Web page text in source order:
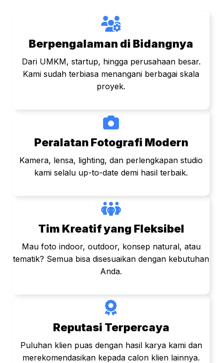
Berpengalaman di Bidangnya
Dari UMKM, startup, hingga perusahaan besar.
Kami sudah terbiasa menangani berbagai skala
proyek.
Peralatan Fotografi Modern
Kamera, lensa, lighting, dan perlengkapan studio
kami selalu up-to-date demi hasil terbaik.
Tim Kreatif yang Fleksibel
Mau foto indoor, outdoor, konsep natural, atau
tematik? Semua bisa disesuaikan dengan kebutuhan
Anda.
Reputasi Terpercaya
Puluhan klien puas dengan hasil karya kami dan
merekomendasikan kepada calon klien lainnya.